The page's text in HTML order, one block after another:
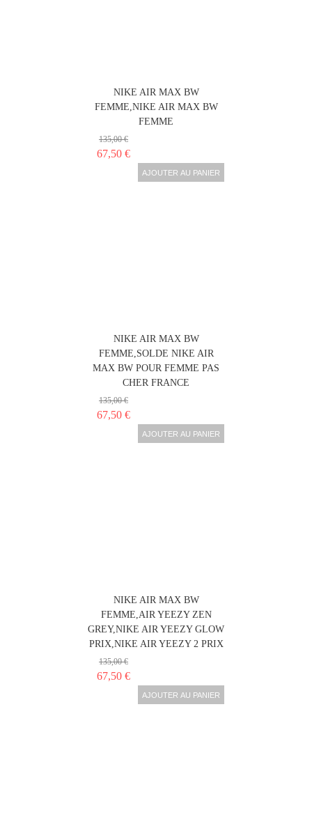
NIKE AIR MAX BW
FEMME,NIKE AIR MAX BW
FEMME
135,00 €
67,50 €
AJOUTER AU PANIER
NIKE AIR MAX BW
FEMME,SOLDE NIKE AIR
MAX BW POUR FEMME PAS
CHER FRANCE
135,00 €
67,50 €
AJOUTER AU PANIER
NIKE AIR MAX BW
FEMME,AIR YEEZY ZEN
GREY,NIKE AIR YEEZY GLOW
PRIX,NIKE AIR YEEZY 2 PRIX
135,00 €
67,50 €
AJOUTER AU PANIER